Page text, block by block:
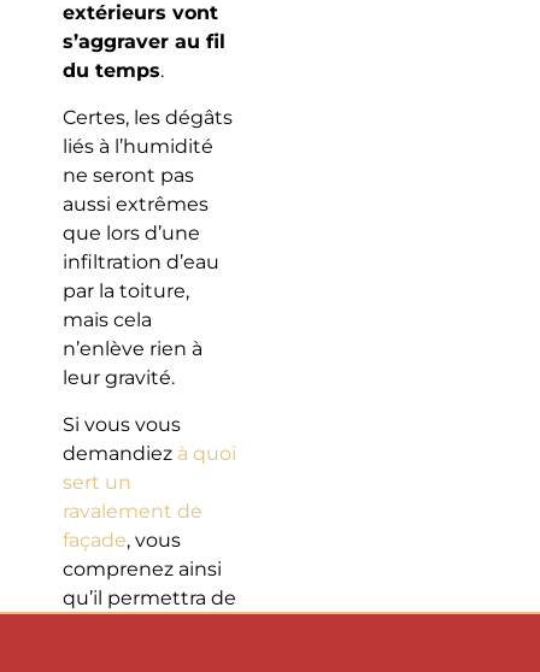
extérieurs vont
s’aggraver au fil
du temps.
Certes, les dégâts
liés à l’humidité
ne seront pas
aussi extrêmes
que lors d’une
infiltration d’eau
par la toiture,
mais cela
n’enlève rien à
leur gravité.
Si vous vous
demandiez à quoi
sert un
ravalement de
façade, vous
comprenez ainsi
qu’il permettra de